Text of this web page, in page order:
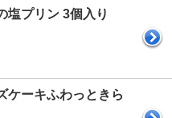
塩プリン 3個入り
ケーキふわっときら